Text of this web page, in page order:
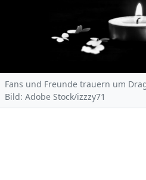
Fans und Freunde trauern um
Bild: Adobe Stock/izzzy71